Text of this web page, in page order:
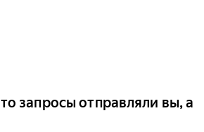
запросы отправляли вы, а